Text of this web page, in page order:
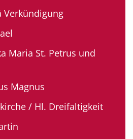
Verkündigung
Maria St. Petrus und
Magnus
/ Hl. Dreifaltigkeit